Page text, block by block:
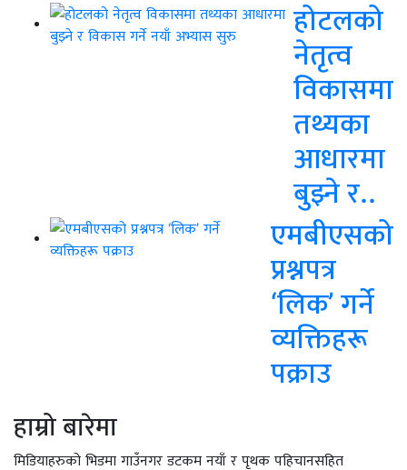
होटलको
नेतृत्व
विकासमा
तथ्यका
आधारमा
बुझ्ने र..
एमबीएसको
प्रश्नपत्र
‘लिक’ गर्ने
व्यक्तिहरू
पक्राउ
हाम्रो बारेमा
मिडियाहरुको भिडमा गाउँनगर डटकम नयाँ र पृथक पहिचानसहित